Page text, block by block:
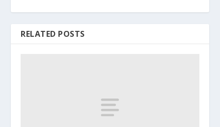
RELATED POSTS